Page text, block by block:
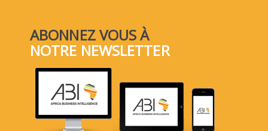
ABONNEZ VOUS À
NOTRE NEWSLETTER